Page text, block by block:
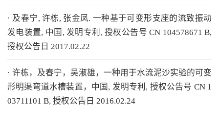
· 及春宁, 许栋, 张金凤. 一种基于可变形支座的流致振动
发电装置, 中国, 发明专利, 授权公告号 CN 104578671 B,
授权公告日 2017.02.22
· 许栋，及春宁，吴淑雄，一种用于水流泥沙实验的可变
形明渠弯道水槽装置，中国, 发明专利, 授权公告号 CN 1
03711101 B, 授权公告日 2016.02.24